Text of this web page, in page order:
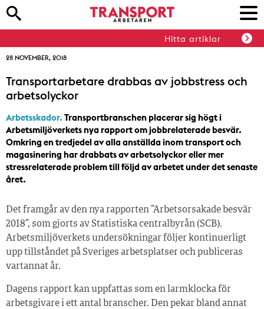
Hitta artiklar
28 NOVEMBER, 2018
Transportarbetare drabbas av jobbstress och
arbetsolyckor
Arbetsskador. Transportbranschen placerar sig högt i
Arbetsmiljöverkets nya rapport om jobbrelaterade besvär.
Omkring en tredjedel av alla anställda inom transport och
magasinering har drabbats av arbetsolyckor eller mer
stressrelaterade problem till följd av arbetet under det senaste
året.
Det framgår av den nya rapporten ”Arbetsorsakade besvär
2018”, som gjorts av Statistiska centralbyrån (SCB).
Arbetsmiljöverkets undersökningar följer kontinuerligt
upp tillståndet på Sveriges arbetsplatser och publiceras
vartannat år.
Dagens rapport kan uppfattas som en larmklocka för
arbetsgivare i ett antal branscher. Den pekar bland annat